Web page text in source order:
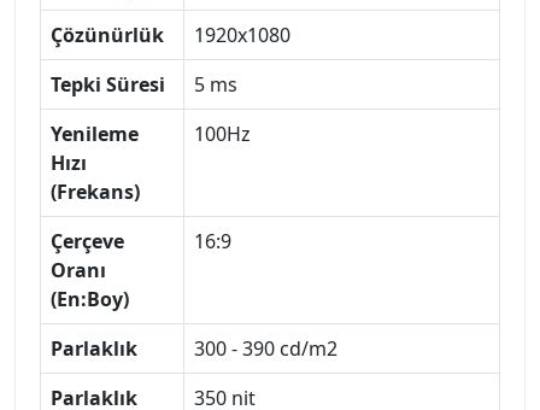
Çözünürlük
1920x1080
Tepki Süresi
5 ms
Yenileme
Hızı
(Frekans)
100Hz
Çerçeve
Oranı
(En:Boy)
16:9
Parlaklık
300 - 390 cd/m2
Parlaklık
350 nit